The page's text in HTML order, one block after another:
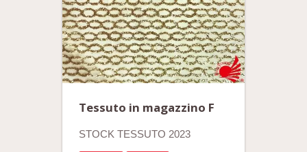
Tessuto in magazzino F
STOCK TESSUTO 2023